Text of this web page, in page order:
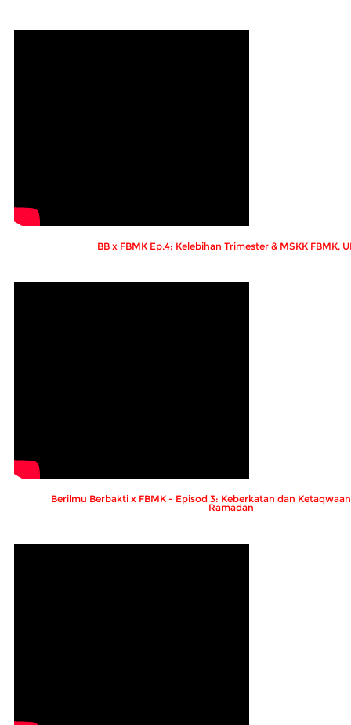
BB x FBMK Ep.4: Kelebihan Trimester & MSKK FBMK,
Berilmu Berbakti x FBMK - Episod 3: Keberkatan dan
Ramadan